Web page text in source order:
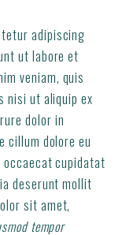
adipiscing
ut labore et
veniam, quis
nisi ut aliquip ex
dolor in
cillum dolore eu
cupidatat
deserunt mollit
sit amet,
tempor